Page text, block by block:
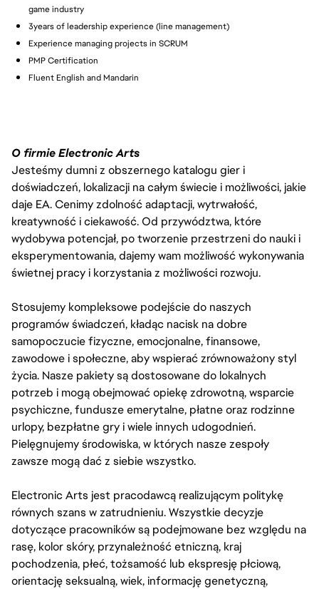
game industry
3years of leadership experience (line management)
Experience managing projects in SCRUM
PMP Certification
Fluent English and Mandarin
O firmie Electronic Arts
Jesteśmy dumni z obszernego katalogu gier i
doświadczeń, lokalizacji na całym świecie i możliwości, jakie
daje EA. Cenimy zdolność adaptacji, wytrwałość,
kreatywność i ciekawość. Od przywództwa, które
wydobywa potencjał, po tworzenie przestrzeni do nauki i
eksperymentowania, dajemy wam możliwość wykonywania
świetnej pracy i korzystania z możliwości rozwoju.
Stosujemy kompleksowe podejście do naszych
programów świadczeń, kładąc nacisk na dobre
samopoczucie fizyczne, emocjonalne, finansowe,
zawodowe i społeczne, aby wspierać zrównoważony styl
życia. Nasze pakiety są dostosowane do lokalnych
potrzeb i mogą obejmować opiekę zdrowotną, wsparcie
psychiczne, fundusze emerytalne, płatne oraz rodzinne
urlopy, bezpłatne gry i wiele innych udogodnień.
Pielęgnujemy środowiska, w których nasze zespoły
zawsze mogą dać z siebie wszystko.
Electronic Arts jest pracodawcą realizującym politykę
równych szans w zatrudnieniu. Wszystkie decyzje
dotyczące pracowników są podejmowane bez względu na
rasę, kolor skóry, przynależność etniczną, kraj
pochodzenia, płeć, tożsamość lub ekspresję płciową,
orientację seksualną, wiek, informację genetyczną,